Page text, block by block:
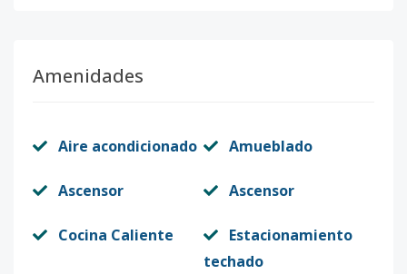
Amenidades
Aire acondicionado Amueblado
Ascensor Ascensor
Cocina Caliente
Estacionamiento
techado